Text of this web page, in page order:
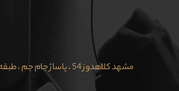
مشهد کلاهدوز 54 ، پاساژ جام جم ، طبقه 3 ،واحد317